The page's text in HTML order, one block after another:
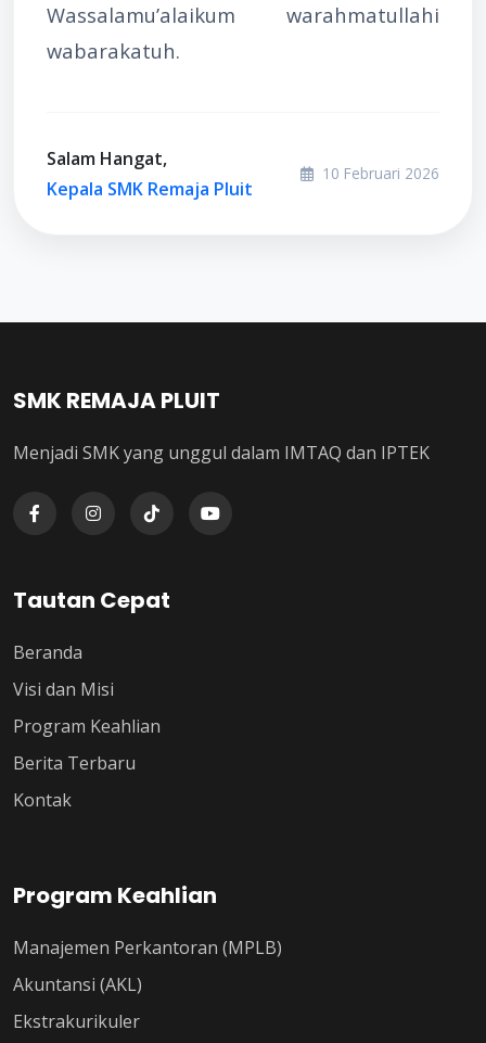
Wassalamu’alaikum warahmatullahi
wabarakatuh.
Salam Hangat,
Kepala SMK Remaja Pluit
10 Februari 2026
SMK REMAJA PLUIT
Menjadi SMK yang unggul dalam IMTAQ dan IPTEK
Tautan Cepat
Beranda
Visi dan Misi
Program Keahlian
Berita Terbaru
Kontak
Program Keahlian
Manajemen Perkantoran (MPLB)
Akuntansi (AKL)
Ekstrakurikuler